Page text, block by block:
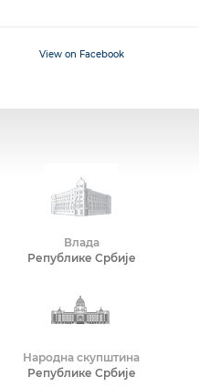
View on Facebook
Влада
Републике Србије
Народна скупштина
Републике Србије